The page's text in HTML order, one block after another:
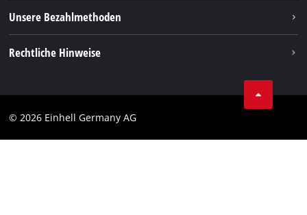
Hinweise zur Batterieentsorgung
Vertrag widerrufen
Linkedin
Unsere Bezahlmethoden
Rechtliche Hinweise
Impressum
© 2026 Einhell Germany AG